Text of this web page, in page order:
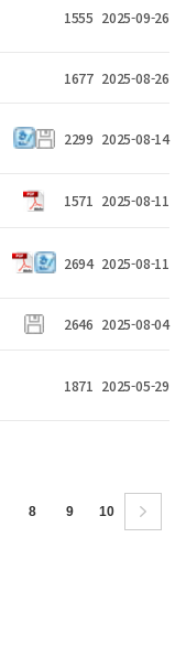
1555 2025-09-26
1677 2025-08-26
2299 2025-08-14
1571 2025-08-11
2694 2025-08-11
2646 2025-08-04
1871 2025-05-29
8 9 10